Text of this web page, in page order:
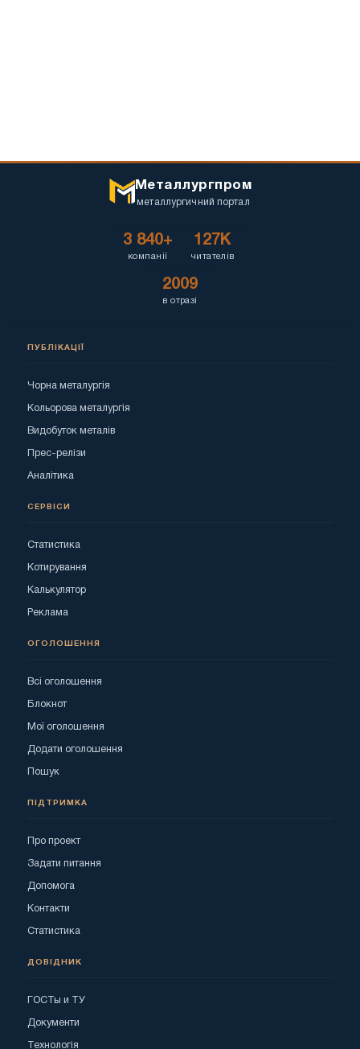
Металлургпром
металлургичний портал
3 840+
компанії
127K
читателів
2009
в отразі
ПУБЛІКАЦІЇ
Чорна металургія
Кольорова металургія
Видобуток металів
Прес-релізи
Аналітика
СЕРВІСИ
Статистика
Котирування
Калькулятор
Реклама
ОГОЛОШЕННЯ
Всі оголошення
Блокнот
Мої оголошення
Додати оголошення
Пошук
ПІДТРИМКА
Про проект
Задати питання
Допомога
Контакти
Статистика
ДОВІДНИК
ГОСТы и ТУ
Документи
Технологія